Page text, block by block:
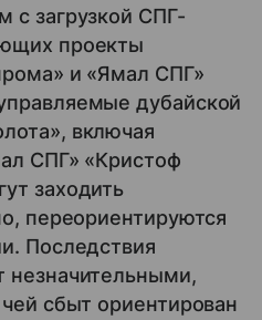
с загрузкой СПГ-
проекты
и «Ямал СПГ»
дубайской
включая
СПГ» «Кристоф
заходить
переориентируются
Последствия
незначительными,
сбыт ориентирован